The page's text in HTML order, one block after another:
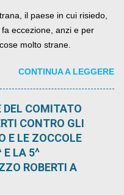
il paese in cui risiedo,
eccezione, anzi e per
molto strane.
CONTINUA A LEGGERE
DEL COMITATO
CONTRO GLI
E LE ZOCCOLE
E LA 5^
ROBERTI A